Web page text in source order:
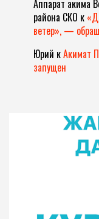
Аппарат акима
района СКО к
ветер», —
Юрий кАкимат
запущен